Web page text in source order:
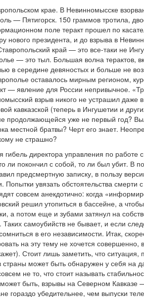
крае. В Невинномысске
— Пятигорск. 150 граммов тротила,
поле теракт прошел по
нового президента, и до взрыва в
край — это все-таки не
— это тыл. Большая волна терактов,
в середине девяностых и больше не
оставалось мирным регионом,
— явление для России непривычное.
взрыв никого не устрашил даже
кавказской (теперь в Ингушетии и
продолжающейся уже не первый год?
местной братвы? Черт его знает.
не страшно?
гибель директора управления по
ли покончил с собой, то ли был убит. В
предсмертную записку, в пользу
Попытки увязать обстоятельства
совсем анекдотично: когда
решил утопиться в бассейне, а
а потом еще и зубами затянул на
самоубийств не бывает, и если
в его независимости. Итак,
на эту тему не хочется совершенно,
Стоит лишь заметить, что
страны может быть обнаружен у себя на
не то, что стоит называть
быть, взрывы на Северном Кавказе
гораздо убедительнее, чем выпуски